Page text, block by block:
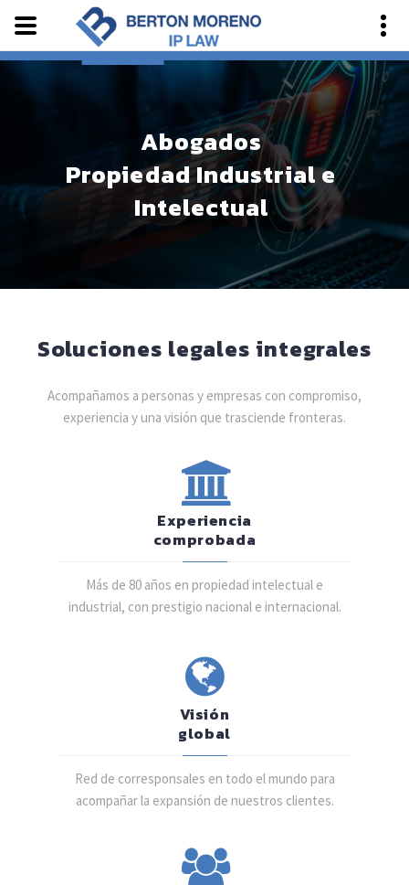
Abogados
Propiedad Industrial e
Intelectual
Soluciones legales integrales
Acompañamos a personas y empresas con compromiso,
experiencia y una visión que trasciende fronteras.
Experiencia
comprobada
Más de 80 años en propiedad intelectual e
industrial, con prestigio nacional e internacional.
Visión
global
Red de corresponsales en todo el mundo para
acompañar la expansión de nuestros clientes.